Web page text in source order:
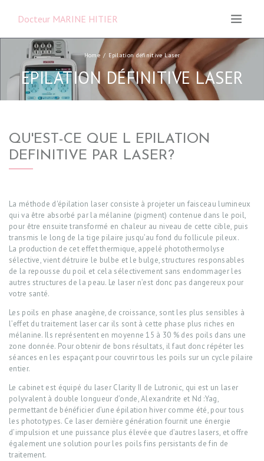
Docteur MARINE HITIER
Home Epilation définitive Laser
EPILATION DÉFINITIVE LASER
et
QU'EST-CE QUE L EPILATION
DEFINITIVE PAR LASER?
La méthode d'épilation laser consiste à projeter un faisceau lumineux
qui va être absorbé par la mélanine (pigment) contenue dans le poil,
pour être ensuite transformé en chaleur au niveau de cette cible, puis
transmis le long de la tige pilaire jusqu’au fond du follicule pileux.
La production de cet effet thermique, appelé photothermolyse
sélective, vient détruire le bulbe et le bulge, structures responsables
de la repousse du poil et cela sélectivement sans endommager les
autres structures de la peau. Le laser n’est donc pas dangereux pour
votre santé.
Les poils en phase anagène, de croissance, sont les plus sensibles à
l’effet du traitement laser car ils sont à cette phase plus riches en
mélanine. Ils représentent en moyenne 15 à 30 % des poils dans une
zone donnée. Pour obtenir de bons résultats, il faut donc répéter les
séances en les espaçant pour couvrir tous les poils sur un cycle pilaire
entier.
Le cabinet est équipé du laser Clarity II de Lutronic, qui est un laser
polyvalent à double longueur d’onde, Alexandrite et Nd :Yag,
permettant de bénéficier d’une épilation hiver comme été, pour tous
les phototypes. Ce laser dernière génération fournit une énergie
d’impulsion et une puissance plus élevée que d’autres lasers, et offre
également une solution pour les poils fins persistants de fin de
traitement.